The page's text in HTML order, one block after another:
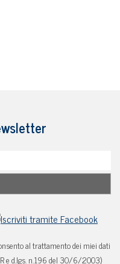
al trattamento dei miei dati
e d.lgs. n.196 del 30/6/2003)